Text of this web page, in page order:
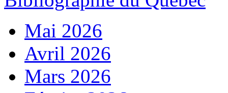
Mai 2026
Avril 2026
Mars 2026